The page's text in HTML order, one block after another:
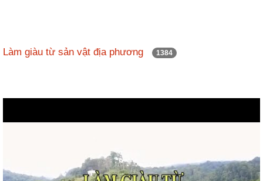
Làm giàu từ sản vật địa phương 1384